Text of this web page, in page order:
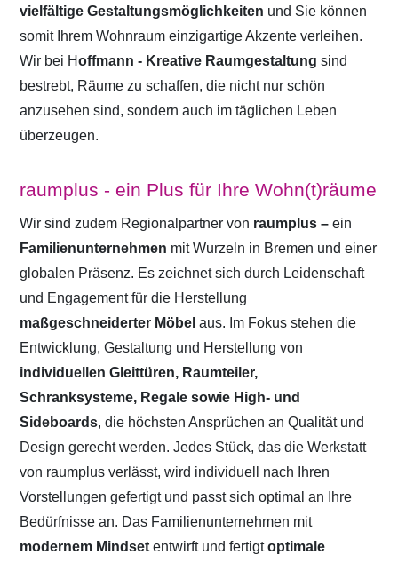
vielfältige Gestaltungsmöglichkeiten und Sie können
somit Ihrem Wohnraum einzigartige Akzente verleihen.
Wir bei Hoffmann - Kreative Raumgestaltung sind
bestrebt, Räume zu schaffen, die nicht nur schön
anzusehen sind, sondern auch im täglichen Leben
überzeugen.
raumplus - ein Plus für Ihre Wohn(t)räume
Wir sind zudem Regionalpartner von raumplus – ein
Familienunternehmen mit Wurzeln in Bremen und einer
globalen Präsenz. Es zeichnet sich durch Leidenschaft
und Engagement für die Herstellung
maßgeschneiderter Möbelaus. Im Fokus stehen die
Entwicklung, Gestaltung und Herstellung von
individuellen Gleittüren, Raumteiler,
Schranksysteme, Regale sowie High- und
Sideboards, die höchsten Ansprüchen an Qualität und
Design gerecht werden. Jedes Stück, das die Werkstatt
von raumplus verlässt, wird individuell nach Ihren
Vorstellungen gefertigt und passt sich optimal an Ihre
Bedürfnisse an. Das Familienunternehmen mit
modernem Mindset entwirft und fertigtoptimale